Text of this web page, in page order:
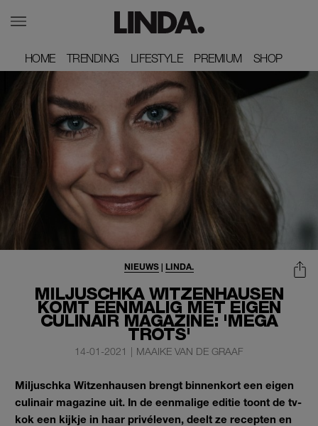
HOME
HOME TRENDING
TRENDING LIFESTYLE
LIFESTYLE PREMIUM
PREMIUM SHOP
SHOP
MILJUSCHKA WITZENHAUSEN
KOMT EENMALIG MET EIGEN
CULINAIR MAGAZINE: 'MEGA
TROTS'
NIEUWS | LINDA.
14-01-2021 | MAAIKE VAN DE GRAAF
Miljuschka Witzenhausen brengt binnenkort een eigen
culinair magazine uit. In de eenmalige editie toont de tv-
kok een kijkje in haar privéleven, deelt ze recepten en